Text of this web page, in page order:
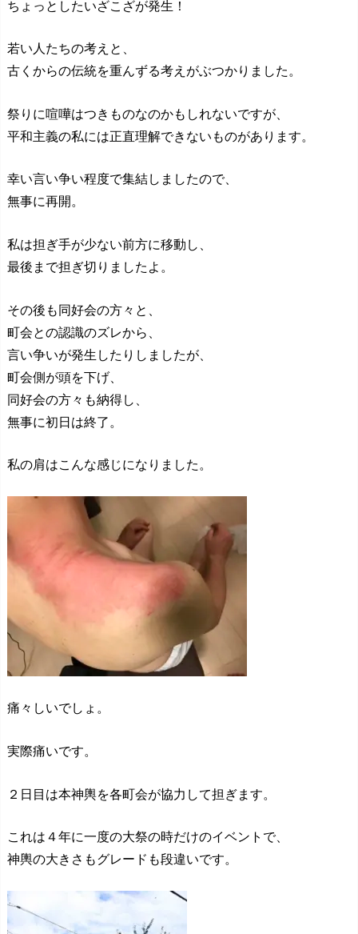
ちょっとしたいざこざが発生！
若い人たちの考えと、
古くからの伝統を重んずる考えがぶつかりました。
祭りに喧嘩はつきものなのかもしれないですが、
平和主義の私には正直理解できないものがあります。
幸い言い争い程度で集結しましたので、
無事に再開。
私は担ぎ手が少ない前方に移動し、
最後まで担ぎ切りましたよ。
その後も同好会の方々と、
町会との認識のズレから、
言い争いが発生したりしましたが、
町会側が頭を下げ、
同好会の方々も納得し、
無事に初日は終了。
私の肩はこんな感じになりました。
痛々しいでしょ。
実際痛いです。
２日目は本神輿を各町会が協力して担ぎます。
これは４年に一度の大祭の時だけのイベントで、
神輿の大きさもグレードも段違いです。